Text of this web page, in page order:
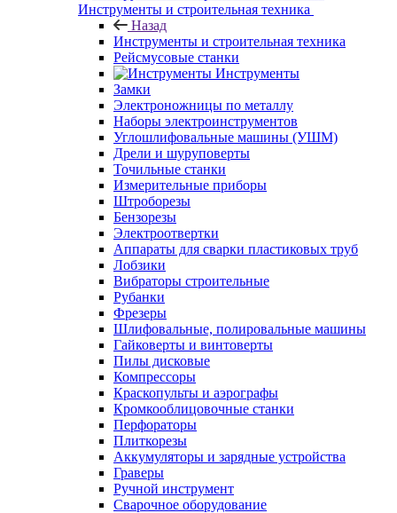
Инструменты и строительная техника
Назад
Инструменты и строительная техника
Рейсмусовые станки
Инструменты
Замки
Электроножницы по металлу
Наборы электроинструментов
Углошлифовальные машины (УШМ)
Дрели и шуруповерты
Точильные станки
Измерительные приборы
Штроборезы
Бензорезы
Электроотвертки
Аппараты для сварки пластиковых труб
Лобзики
Вибраторы строительные
Рубанки
Фрезеры
Шлифовальные, полировальные машины
Гайковерты и винтоверты
Пилы дисковые
Компрессоры
Краскопульты и аэрографы
Кромкооблицовочные станки
Перфораторы
Плиткорезы
Аккумуляторы и зарядные устройства
Граверы
Ручной инструмент
Сварочное оборудование